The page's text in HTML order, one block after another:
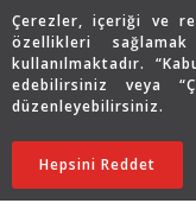
Çerezler, içeriği ve
özellikleri
kullanılmaktadır.
edebilirsiniz veya
düzenleyebilirsiniz.
Hepsini Reddet
98.042 TL
68.622TL
Copyright © 2026